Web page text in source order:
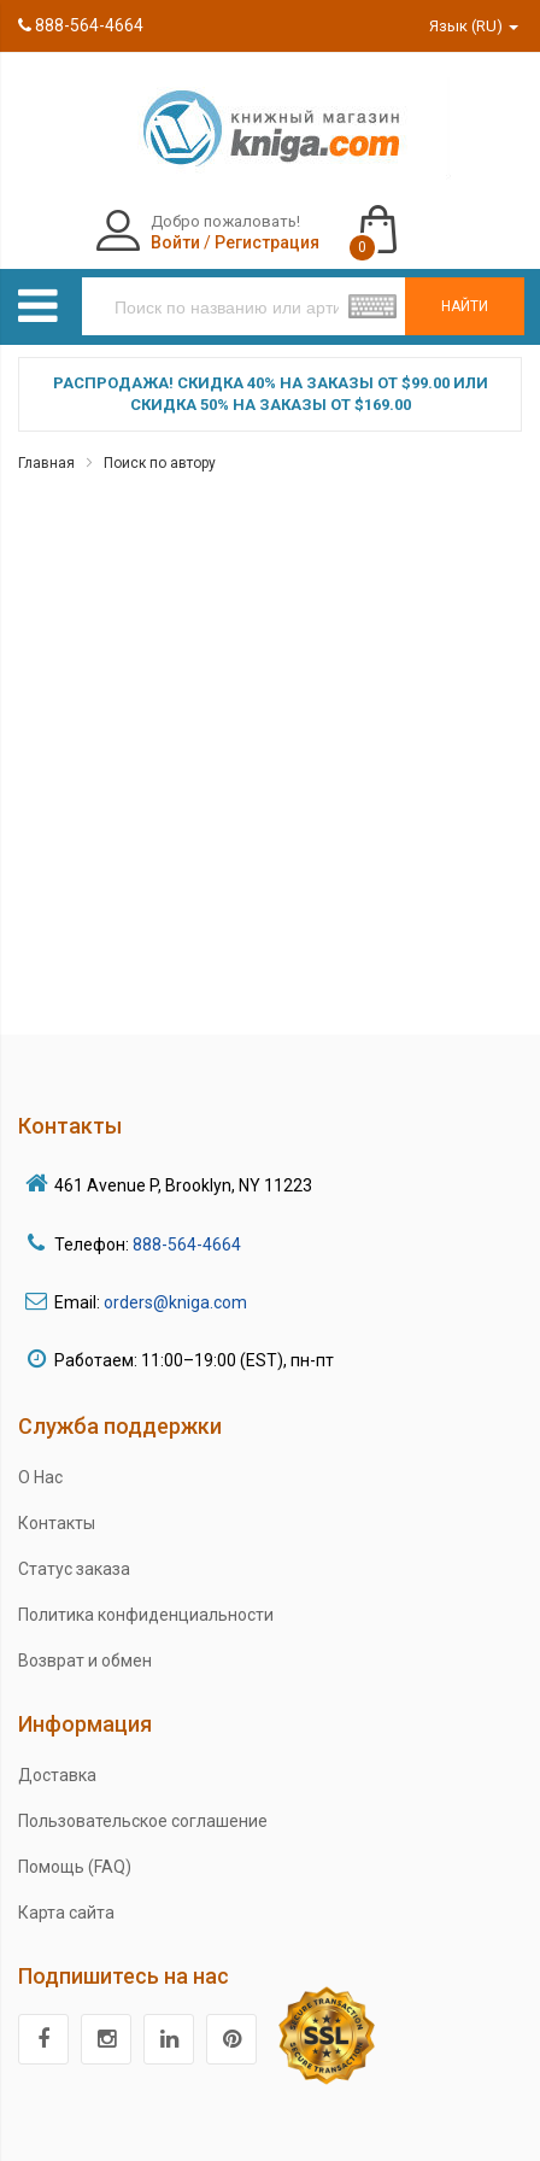
888-564-4664 Язык (RU)
НАЙТИ
Добро пожаловать!
Войти / Регистрация 0
РАСПРОДАЖА! СКИДКА 40% НА ЗАКАЗЫ ОТ $99.00 ИЛИ
СКИДКА 50% НА ЗАКАЗЫ ОТ $169.00
Главная Поиск по автору
Контакты
461 Avenue P, Brooklyn, NY 11223
Телефон: 888-564-4664
Email: orders@kniga.com
Работаем: 11:00–19:00 (EST), пн-пт
Служба поддержки
О Нас
Контакты
Статус заказа
Политика конфиденциальности
Возврат и обмен
Информация
Доставка
Пользовательское соглашение
Помощь (FAQ)
Карта сайта
Подпишитесь на нас